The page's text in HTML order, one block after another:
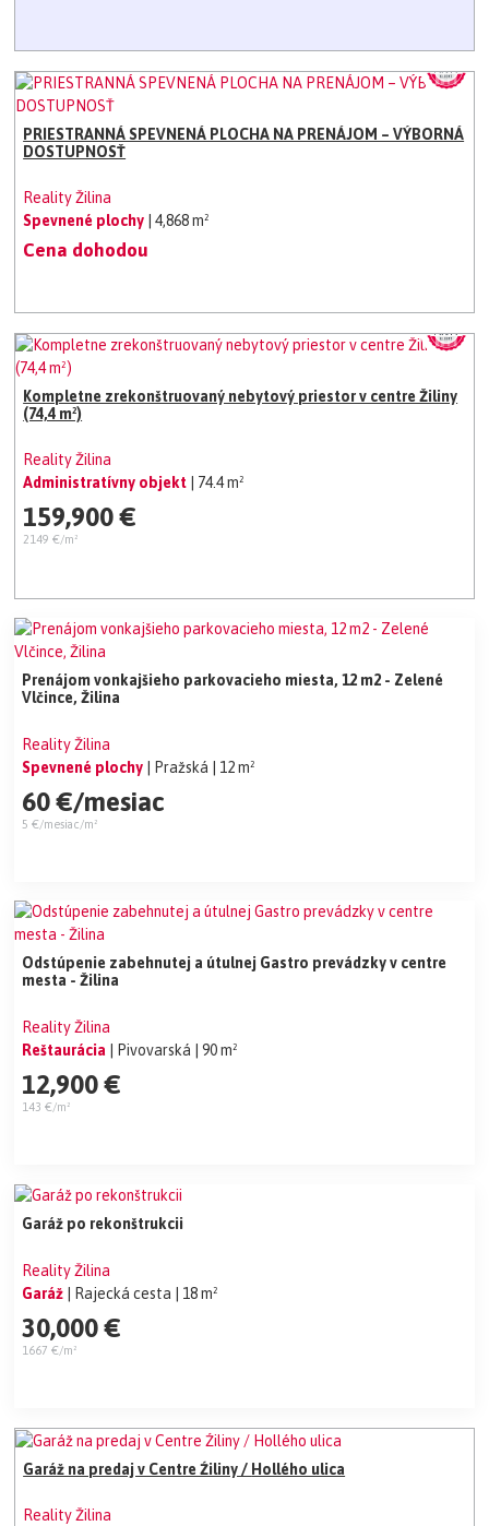
PRIESTRANNÁ SPEVNENÁ PLOCHA NA PRENÁJOM – VÝBORNÁ
DOSTUPNOSŤ
Reality Žilina
Spevnené plochy
| 4,868 m²
Cena dohodou
Kompletne zrekonštruovaný nebytový priestor v centre Žiliny
(74,4 m²)
Reality Žilina
Administratívny objekt
| 74.4 m²
159,900 €
2149 €/m²
Prenájom vonkajšieho parkovacieho miesta, 12 m2 - Zelené
Vlčince, Žilina
Reality Žilina
Spevnené plochy
| Pražská | 12 m²
60 €/mesiac
5 €/mesiac/m²
Odstúpenie zabehnutej a útulnej Gastro prevádzky v centre
mesta - Žilina
Reality Žilina
Reštaurácia
| Pivovarská | 90 m²
12,900 €
143 €/m²
Garáž po rekonštrukcii
Reality Žilina
Garáž
| Rajecká cesta | 18 m²
30,000 €
1667 €/m²
Garáž na predaj v Centre Źiliny / Hollého ulica
Reality Žilina